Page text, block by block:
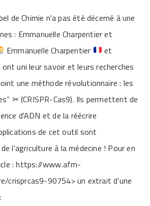
de Chimie n'a pas été décerné à une
: Emmanuelle Charpentier et
Emmanuelle Charpentier
et
ont uni leur savoir et leurs recherches
une méthode révolutionnaire : les
✂ (CRISPR-Cas9). Ils permettent de
d'ADN et de la réécrire
de cet outil sont
l'agriculture à la médecine ! Pour en
: https://www.afm-
crisprcas9-90754> un extrait d’une